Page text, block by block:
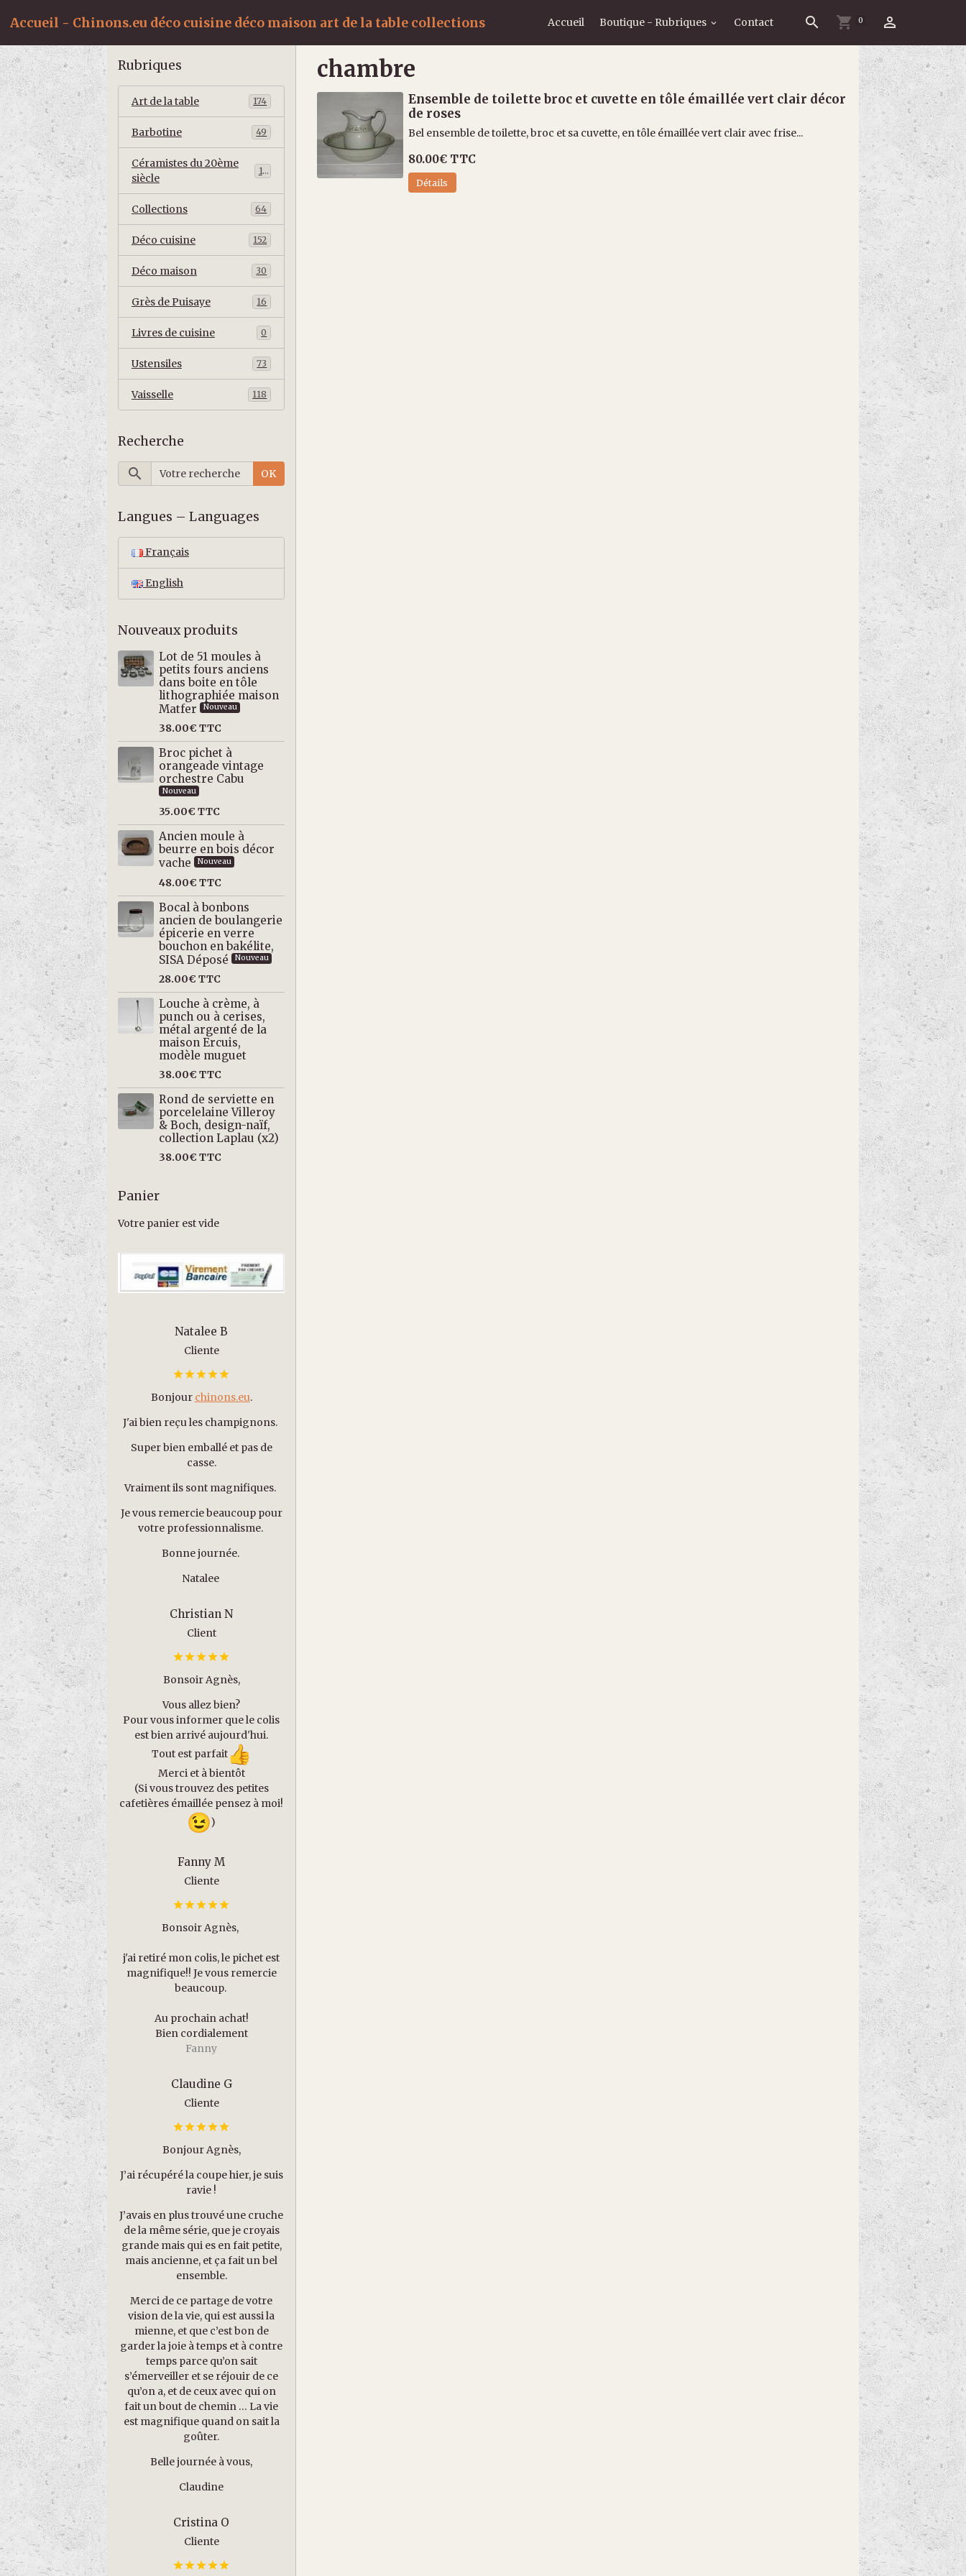
Accueil - Chinons.eu déco cuisine déco maison art de la table collections Accueil Boutique - Rubriques Contact 0
chambre
Ensemble de toilette broc et cuvette en tôle émaillée vert clair décor
de roses
Bel ensemble de toilette, broc et sa cuvette, en tôle émaillée vert clair avec frise...
80.00€ TTC
Détails
Rubriques
Art de la table 174
Barbotine 49
Céramistes du 20ème
siècle
10
Collections 64
Déco cuisine 152
Déco maison 30
Grès de Puisaye 16
Livres de cuisine 0
Ustensiles 73
Vaisselle 118
Recherche
OK
Langues – Languages
Français
English
Nouveaux produits
Lot de 51 moules à
petits fours anciens
dans boite en tôle
lithographiée maison
Matfer Nouveau
38.00€TTC
Broc pichet à
orangeade vintage
orchestre Cabu
Nouveau
35.00€TTC
Ancien moule à
beurre en bois décor
vache Nouveau
48.00€TTC
Bocal à bonbons
ancien de boulangerie
épicerie en verre
bouchon en bakélite,
SISA Déposé Nouveau
28.00€TTC
Louche à crème, à
punch ou à cerises,
métal argenté de la
maison Ercuis,
modèle muguet
38.00€TTC
Rond de serviette en
porcelelaine Villeroy
& Boch, design-naïf,
collection Laplau (x2)
38.00€TTC
Panier
Votre panier est vide
Natalee B
Cliente
Bonjour chinons.eu.
J'ai bien reçu les champignons.
Super bien emballé et pas de
casse.
Vraiment ils sont magnifiques.
Je vous remercie beaucoup pour
votre professionnalisme.
Bonne journée.
Natalee
Christian N
Client
Bonsoir Agnès,
Vous allez bien?
Pour vous informer que le colis
est bien arrivé aujourd'hui.
Tout est parfait
Merci et à bientôt
(Si vous trouvez des petites
cafetières émaillée pensez à moi!
)
Fanny M
Cliente
Bonsoir Agnès,
j'ai retiré mon colis, le pichet est
magnifique!! Je vous remercie
beaucoup.
Au prochain achat!
Bien cordialement
Fanny
Claudine G
Cliente
Bonjour Agnès,
J’ai récupéré la coupe hier, je suis
ravie !
J’avais en plus trouvé une cruche
de la même série, que je croyais
grande mais qui es en fait petite,
mais ancienne, et ça fait un bel
ensemble.
Merci de ce partage de votre
vision de la vie, qui est aussi la
mienne, et que c’est bon de
garder la joie à temps et à contre
temps parce qu’on sait
s’émerveiller et se réjouir de ce
qu’on a, et de ceux avec qui on
fait un bout de chemin … La vie
est magnifique quand on sait la
goûter.
Belle journée à vous,
Claudine
Cristina O
Cliente